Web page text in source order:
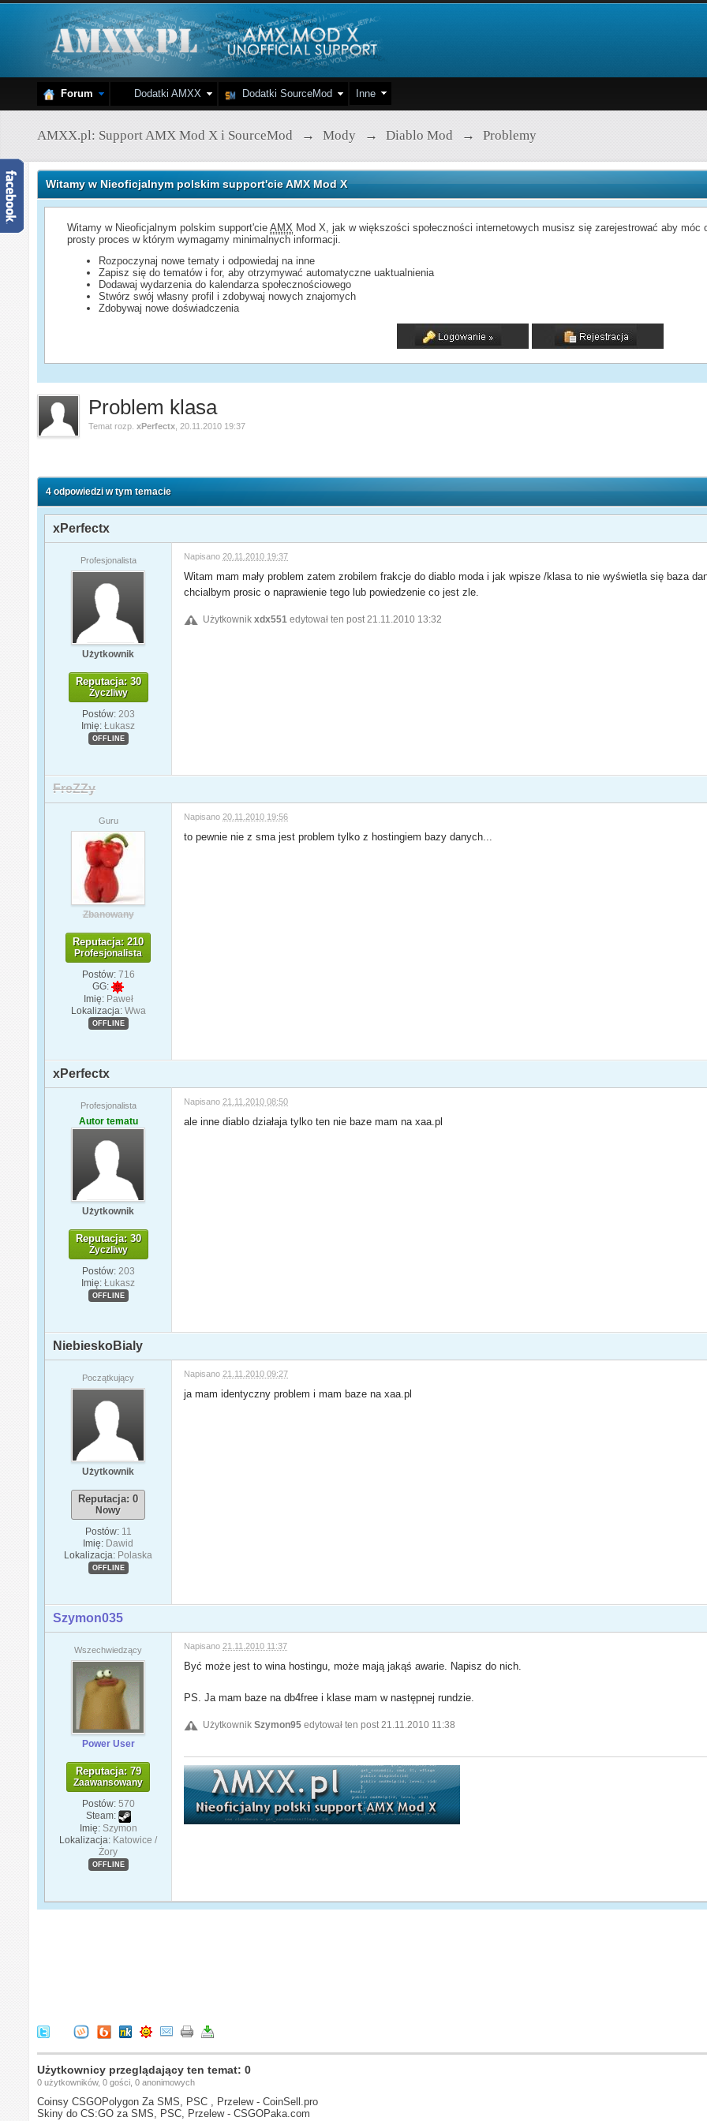
Forum Dodatki AMXX Dodatki SourceMod Inne
AMXX.pl: Support AMX Mod X i SourceMod → Mody → Diablo Mod → Problemy
Witamy w Nieoficjalnym polskim support'cie AMX Mod X
Witamy w Nieoficjalnym polskim support'cieAMX Mod X, jak w większości społeczności internetowych musisz się zarejestrować aby
prosty proces w którym wymagamy minimalnych informacji.
Rozpoczynaj nowe tematy i odpowiedaj na inne
Zapisz się do tematów i for, aby otrzymywać automatyczne uaktualnienia
Dodawaj wydarzenia do kalendarza społecznościowego
Stwórz swój własny profil i zdobywaj nowych znajomych
Zdobywaj nowe doświadczenia
Problem klasa
Temat rozp.xPerfectx 20.11.2010 19:37
4 odpowiedzi w tym temacie
xPerfectx
Profesjonalista
Użytkownik
Reputacja: 30
Życzliwy
Postów: 203
Imię: Łukasz
OFFLINE
Napisano 20.11.2010 19:37
Witam mam mały problem zatem zrobilem frakcje do diablo moda i jak wpisze /klasa to nie wyświetla się baza
chcialbym prosic o naprawienie tego lub powiedzenie co jest zle.
Użytkownikxdx551 edytował ten post 21.11.2010 13:32
FreZZy
Guru
Zbanowany
Reputacja: 210
Profesjonalista
Postów: 716
GG:
Imię: Paweł
Lokalizacja: Wwa
OFFLINE
Napisano 20.11.2010 19:56
to pewnie nie z sma jest problem tylko z hostingiem bazy danych...
xPerfectx
Profesjonalista
Autor tematu
Użytkownik
Reputacja: 30
Życzliwy
Postów: 203
Imię: Łukasz
OFFLINE
Napisano 21.11.2010 08:50
ale inne diablo działaja tylko ten nie baze mam na xaa.pl
NiebieskoBialy
Początkujący
Użytkownik
Reputacja: 0
Nowy
Postów: 11
Imię: Dawid
Lokalizacja: Polaska
OFFLINE
Napisano 21.11.2010 09:27
ja mam identyczny problem i mam baze na xaa.pl
Szymon035
Wszechwiedzący
Power User
Reputacja: 79
Zaawansowany
Postów: 570
Steam:
Imię: Szymon
Lokalizacja: Katowice /
Żory
OFFLINE
Napisano 21.11.2010 11:37
Być może jest to wina hostingu, może mają jakąś awarie. Napisz do nich.
PS. Ja mam baze na db4free i klase mam w następnej rundzie.
UżytkownikSzymon95 edytował ten post 21.11.2010 11:38
Użytkownicy przeglądający ten temat: 0
0 użytkowników, 0 gości, 0 anonimowych
Coinsy CSGOPolygon Za SMS, PSC , Przelew - CoinSell.pro
Skiny do CS:GO za SMS, PSC, Przelew - CSGOPaka.com